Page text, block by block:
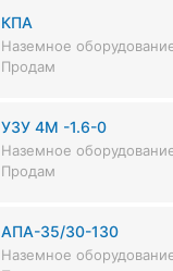
КПА
Наземное
Продам
УЗУ 4М -1.6-0
Наземное
Продам
АПА-35/30-130
Наземное